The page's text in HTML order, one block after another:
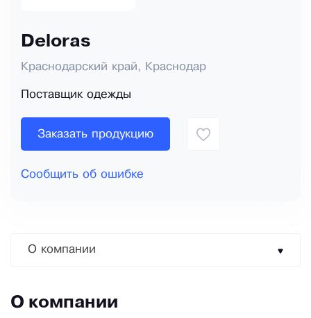
Deloras
Краснодарский край, Краснодар
Поставщик одежды
Заказать продукцию
Сообщить об ошибке
О компании
О компании